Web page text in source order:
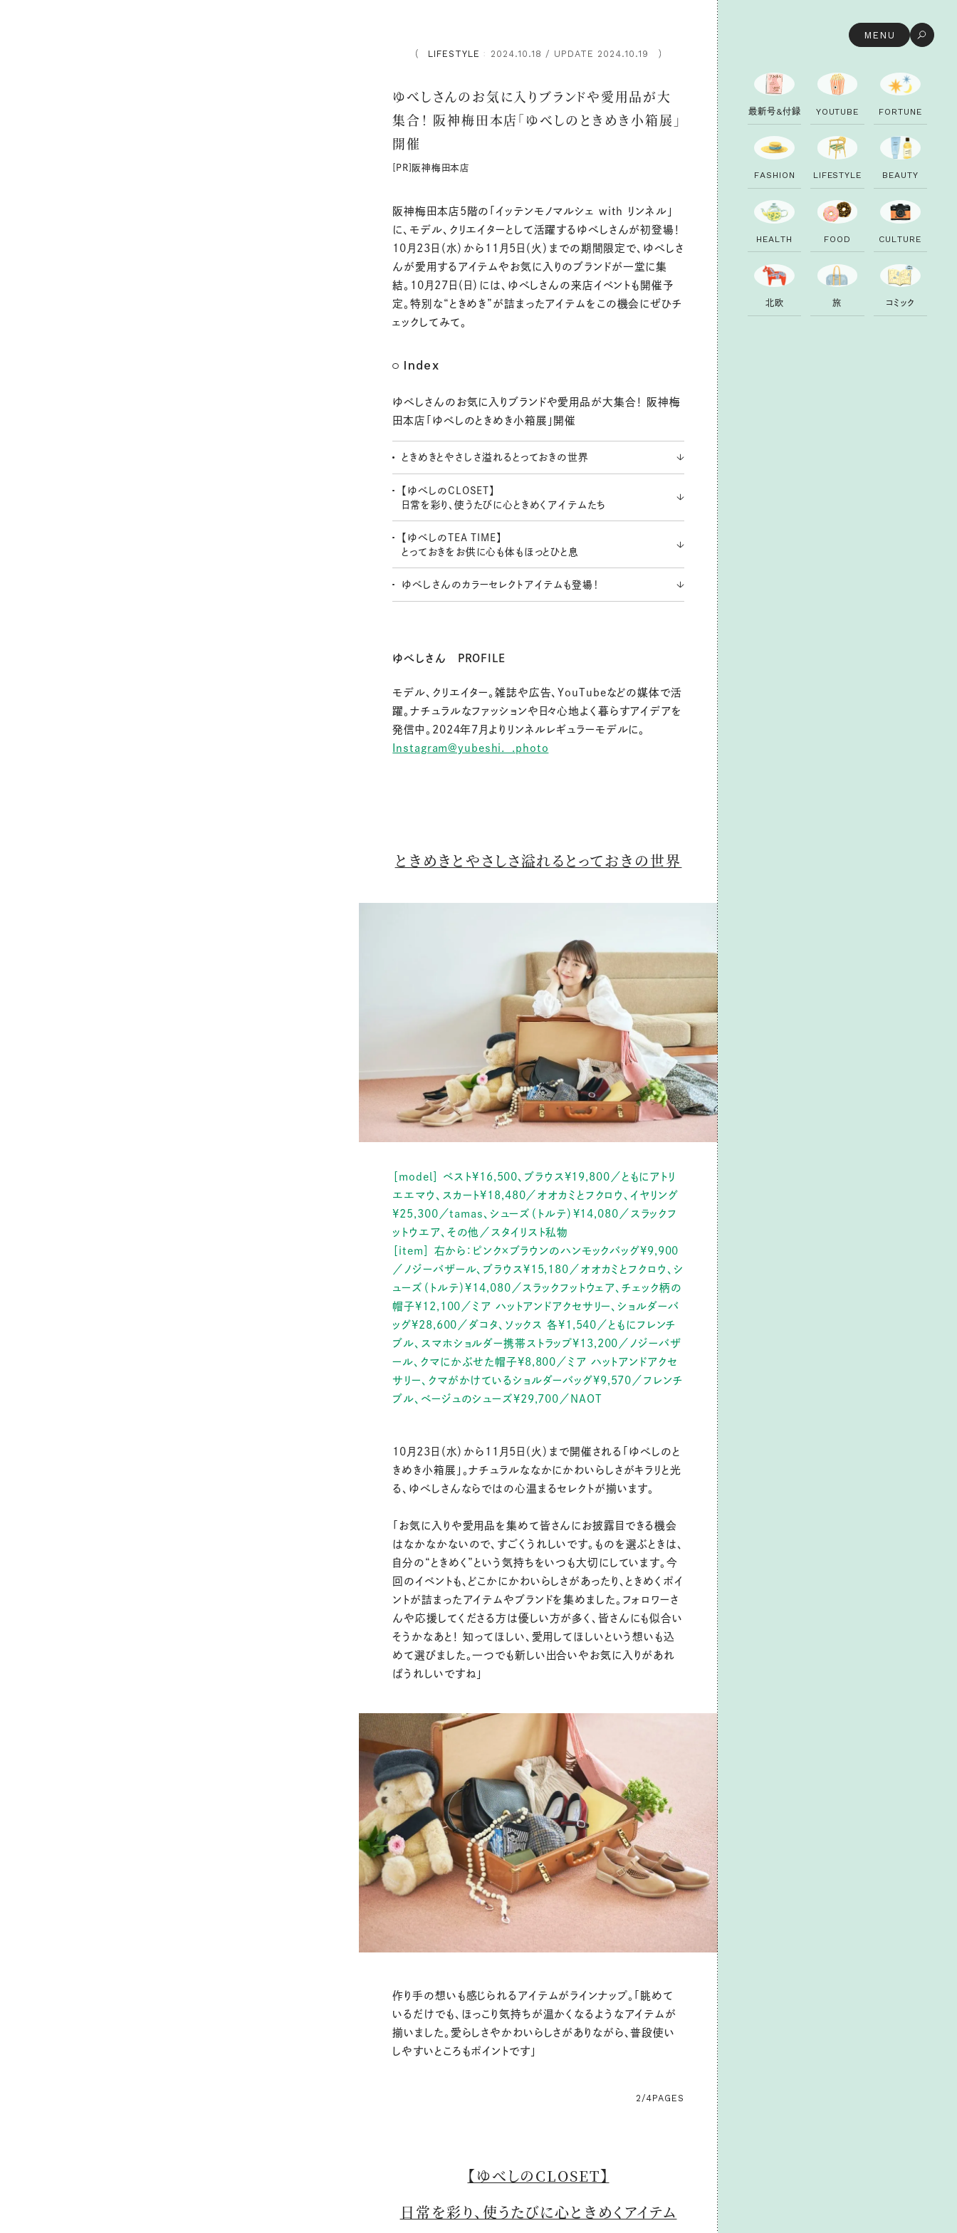
MENU
LIFESTYLE ： 2024.10.18 / UPDATE 2024.10.19
ゆべしさんのお気に入りブランドや愛用品が大
集合！ 阪神梅田本店「ゆべしのときめき小箱展」
開催
[PR]阪神梅田本店
阪神梅田本店5階の「イッテンモノマルシェ with リンネル」
に、モデル、クリエイターとして活躍するゆべしさんが初登場！
10月23日（水）から11月5日（火）までの期間限定で、ゆべしさ
んが愛用するアイテムやお気に入りのブランドが一堂に集
結。10月27日（日）には、ゆべしさんの来店イベントも開催予
定。特別な“ときめき”が詰まったアイテムをこの機会にぜひチ
ェックしてみて。
Index
ゆべしさんのお気に入りブランドや愛用品が大集合！ 阪神梅
田本店「ゆべしのときめき小箱展」開催
ときめきとやさしさ溢れるとっておきの世界
【ゆべしのCLOSET】
日常を彩り、使うたびに心ときめくアイテムたち
【ゆべしのTEA TIME】
とっておきをお供に心も体もほっとひと息
ゆべしさんのカラーセレクトアイテムも登場！
ゆべしさん PROFILE
モデル、クリエイター。雑誌や広告、 YouTubeなどの媒体で活
躍。ナチュラルなファッションや日々心地よく暮らすアイデアを
発信中。 2024年7 月よりリンネルレギュラーモデルに。
Instagram@yubeshi._.photo
ときめきとやさしさ溢れるとっておきの世界
［model］ ベスト¥16,500、ブラウス¥19,800／ともにアトリ
エエマウ、スカート¥18,480／オオカミとフクロウ、イヤリング
¥25,300／tamas、シューズ（トルテ）¥14,080／スラックフ
ットウエア、その他／スタイリスト私物
［item］ 右から：ピンク×ブラウンのハンモックバッグ¥9,900
／ノジーバザール、ブラウス¥15,180／オオカミとフクロウ、シ
ューズ（トルテ）¥14,080／スラックフットウェア、チェック柄の
帽子¥12,100／ミア ハットアンドアクセサリー、ショルダーバ
ッグ¥28,600／ダコタ、ソックス 各¥1,540／ともにフレンチ
ブル、スマホショルダー携帯ストラップ¥13,200／ノジーバザ
ール、クマにかぶせた帽子¥8,800／ミア ハットアンドアクセ
サリー、クマがかけているショルダーバッグ¥9,570／フレンチ
ブル、ベージュのシューズ¥29,700／NAOT
10月23日（水）から11月5日（火）まで開催される「ゆべしのと
きめき小箱展」。ナチュラルななかにかわいらしさがキラリと光
る、ゆべしさんならではの心温まるセレクトが揃います。
「お気に入りや愛用品を集めて皆さんにお披露目できる機会
はなかなかないので、すごくうれしいです。ものを選ぶときは、
自分の“ときめく”という気持ちをいつも大切にしています。今
回のイベントも、どこかにかわいらしさがあったり、ときめくポイ
ントが詰まったアイテムやブランドを集めました。フォロワーさ
んや応援してくださる方は優しい方が多く、皆さんにも似合い
そうかなあと！ 知ってほしい、愛用してほしいという想いも込
めて選びました。一つでも新しい出合いやお気に入りがあれ
ばうれしいですね」
作り手の想いも感じられるアイテムがラインナップ。「眺めて
いるだけでも、ほっこり気持ちが温かくなるようなアイテムが
揃いました。愛らしさやかわいらしさがありながら、普段使い
しやすいところもポイントです」
2/4PAGES
【ゆべしのCLOSET】
日常を彩り、使うたびに心ときめくアイテム
最新号&付録 YO UTU B E FO RTU N E
FAS H I O N LI FESTYLE B EAUTY
H EALTH FO O D CU LTU RE
北欧 旅 コ ミ ック